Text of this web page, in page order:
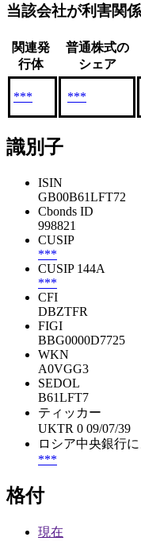
当該会社が利害関
関連発
行体
普通株式の
シェア
*** ***
識別子
ISIN
GB00B61LFT72
Cbonds ID
998821
CUSIP
***
CUSIP 144A
***
CFI
DBZTFR
FIGI
BBG0000D7725
WKN
A0VGG3
SEDOL
B61LFT7
ティッカー
UKTR 0 09/07/39
ロシア中央銀行
***
格付
現在